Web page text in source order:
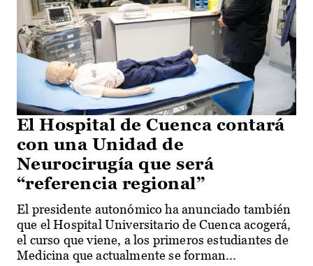
El Hospital de Cuenca contará
con una Unidad de
Neurocirugía que será
“referencia regional”
El presidente autonómico ha anunciado también
que el Hospital Universitario de Cuenca acogerá,
el curso que viene, a los primeros estudiantes de
Medicina que actualmente se forman...